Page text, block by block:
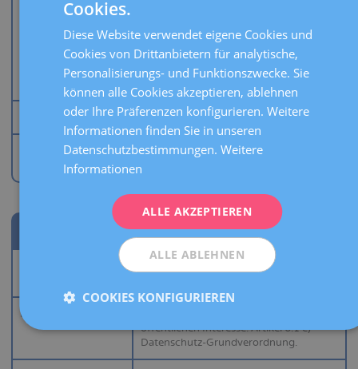
Aufbewahrungsfrist
und werden anschließend vernichtet. Die
E-Mail wird für den Versand
elektronischer Mitteilungen verwendet,
bis Sie Ihre Einwilligung widerrufen.
Empfänger Es sind keine Empfänger vorgesehen.
Internationale
Datenübertragung
Es sind keine internationalen
Datenübertragungen vorgesehen.
VIDEOÜBERWACHUNG
Gewährleistung der Sicherheit von
Rechtliche Grundlage
öffentlichen Interesse. Artikel 6.1 e)
Datenschutz-Grundverordnung.
CATALÀ
DEUTSCH
Cookies.
Diese Website verwendet eigene Cookies und
Cookies von Drittanbietern für analytische,
Personalisierungs- und Funktionszwecke. Sie
können alle Cookies akzeptieren, ablehnen
oder Ihre Präferenzen konfigurieren. Weitere
Informationen finden Sie in unseren
Datenschutzbestimmungen. Weitere
Informationen
ALLE AKZEPTIEREN
ALLE ABLEHNEN
COOKIES KONFIGURIEREN